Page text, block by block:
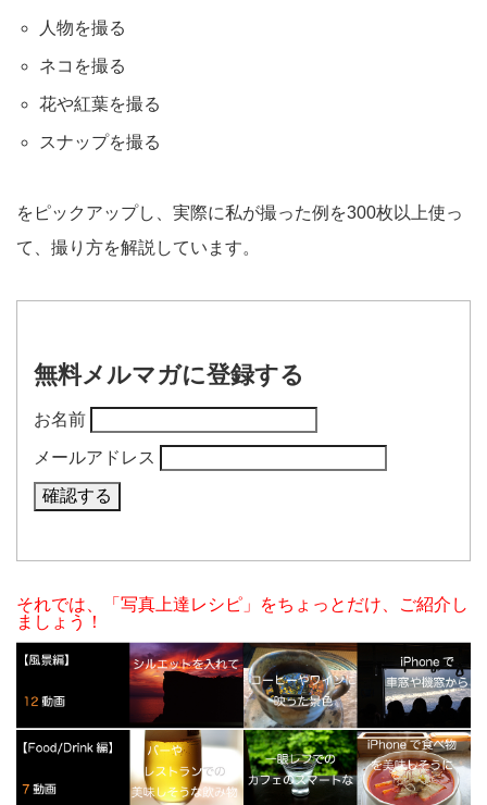
人物を撮る
ネコを撮る
花や紅葉を撮る
スナップを撮る
をピックアップし、実際に私が撮った例を300枚以上使っ
て、撮り方を解説しています。
無料メルマガに登録する
お名前
メールアドレス
それでは、「写真上達レシピ」をちょっとだけ、ご紹介し
ましょう！